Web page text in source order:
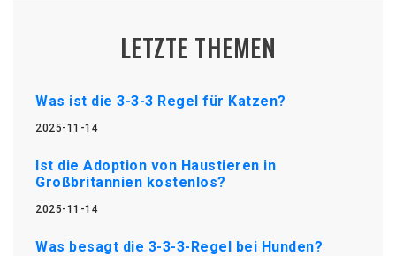
LETZTE THEMEN
Was ist die 3-3-3 Regel für Katzen?
2025-11-14
Ist die Adoption von Haustieren in
Großbritannien kostenlos?
2025-11-14
Was besagt die 3-3-3-Regel bei Hunden?